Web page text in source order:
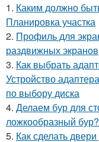
1. Каким должно
Планировка участка
2. Профиль для
раздвижных экранов
3. Как выбрать
Устройство
по выбору диска
4. Делаем бур для
ложкообразный бур?
5. Как сделать